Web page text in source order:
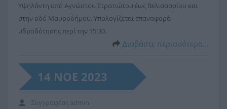
Υψηλάντη από Αγνώστου Στρατιώτου έως Βελισσαρίου και
στην οδό Μαυροδήμου. Υπολογίζεται επαναφορά
υδροδότησης περί την 15:30.
Διαβάστε περισσότερα…
14 ΝΟΕ 2023
Συγγραφέας admin